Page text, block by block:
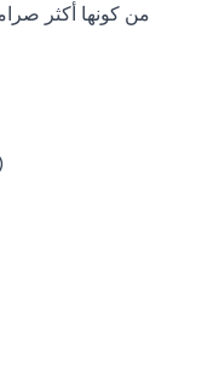
من كونها أكثر